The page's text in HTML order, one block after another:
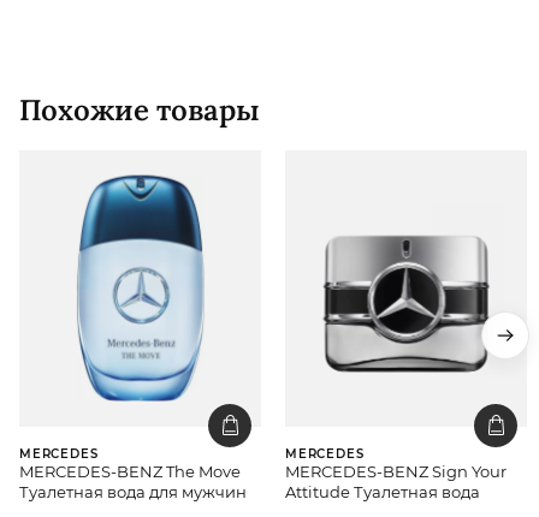
Похожие товары
MERCEDES
MERCEDES-BENZ The Move
Туалетная вода для мужчин
MERCEDES
MERCEDES-BENZ Sign Your
Attitude Туалетная вода